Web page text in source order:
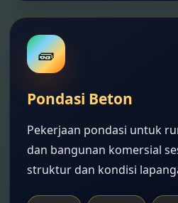
🧱
Pondasi Beton
Pekerjaan pondasi untuk
dan bangunan komersial
struktur dan kondisi